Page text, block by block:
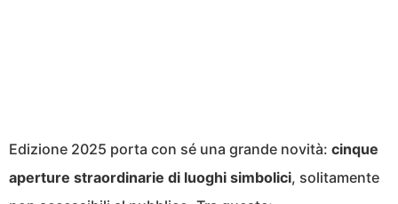
Edizione 2025 porta con sé una grande novità: cinque
aperture straordinarie di luoghi simbolici, solitamente